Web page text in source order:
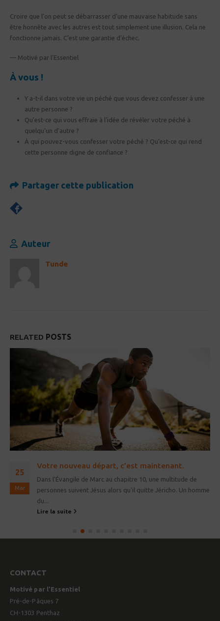
Croire que l’on peut se débarrasser d’une mauvaise habitude sans
être honnête avec les autres est tout simplement une illusion. Cela ne
fonctionne jamais. C’est une garantie d’échec.
— Motivé par l’Essentiel
À vous !
Y a-t-il dans votre vie un péché que vous devez confesser à une
autre personne ?
Qu’est-ce qui vous effraie à l’idée de révéler votre péché à
quelqu’un d’autre ?
À qui pouvez-vous confesser votre péché ? Qu’est-ce qui rend
cette personne digne de confiance ?
Partager cette publication
Auteur
Tunde
RELATED POSTS
25
Mar
Votre nouveau départ, c’est maintenant.
Dans l'Évangile de Marc au chapitre 10, une multitude de
personnes suivent Jésus alors qu'il quitte Jéricho. Un homme
du...
Lire la suite
CONTACT
Motivé par l’Essentiel
Pré-de-Pâques 7
CH-1303 Penthaz